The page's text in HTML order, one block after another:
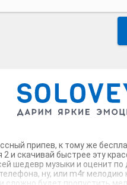
припев, к тому же
и скачивай быстрее эту
шедевр музыки и оценит
ну, или m4r